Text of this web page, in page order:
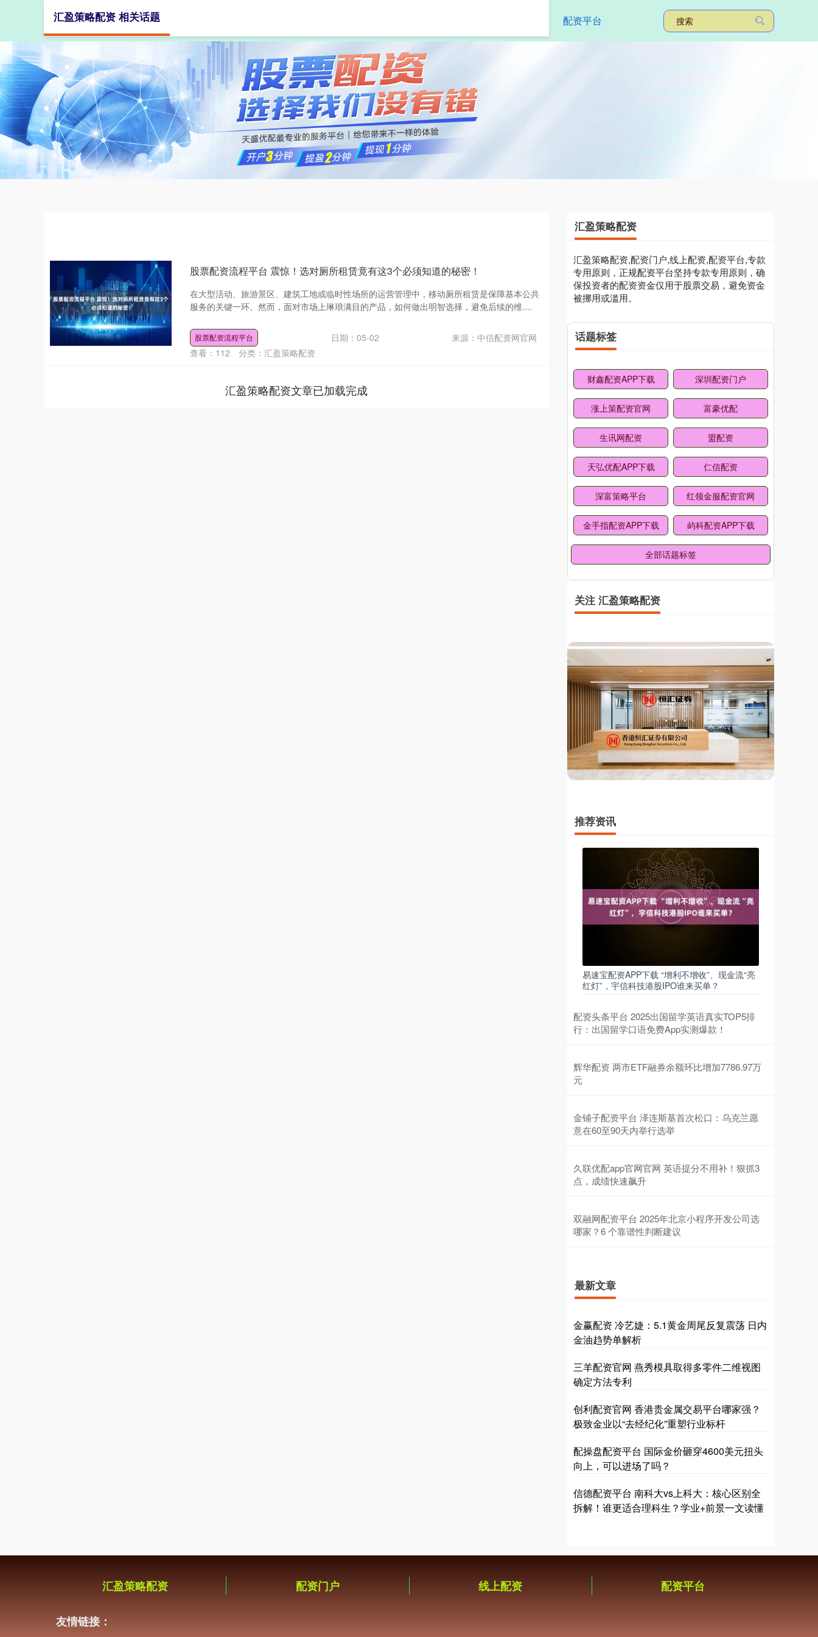
配资平台
汇盈策略配资 相关话题
股票配资流程平台 震惊！选对厕所租赁竟有这3个必须知道的秘密！
在大型活动、旅游景区、建筑工地或临时性场所的运营管理中，移动厕所租赁是保障基本公共
服务的关键一环。然而，面对市场上琳琅满目的产品，如何做出明智选择，避免后续的维....
股票配资流程平台 日期：05-02
来源：中信配资网官网
查看： 112 分类： 汇盈策略配资
汇盈策略配资文章已加载完成
汇盈策略配资
汇盈策略配资,配资门户,线上配资,配资平台,专款
专用原则，正规配资平台坚持专款专用原则，确
保投资者的配资资金仅用于股票交易，避免资金
被挪用或滥用。
话题标签
财鑫配资APP下载 深圳配资门户
涨上策配资官网 富豪优配
生讯网配资 盟配资
天弘优配APP下载 仁信配资
深富策略平台 红领金服配资官网
金手指配资APP下载 屿科配资APP下载
全部话题标签
关注 汇盈策略配资
推荐资讯
易速宝配资APP下载 “增利不增收”、现金流“亮
红灯”，宇信科技港股IPO谁来买单？
配资头条平台 2025出国留学英语真实TOP5排
行：出国留学口语免费App实测爆款！
辉华配资 两市ETF融券余额环比增加7786.97万
元
金铺子配资平台 泽连斯基首次松口：乌克兰愿
意在60至90天内举行选举
久联优配app官网官网 英语提分不用补！狠抓3
点，成绩快速飙升
双融网配资平台 2025年北京小程序开发公司选
哪家？6 个靠谱性判断建议
最新文章
金赢配资 冷艺婕：5.1黄金周尾反复震荡 日内
金油趋势单解析
三羊配资官网 燕秀模具取得多零件二维视图
确定方法专利
创利配资官网 香港贵金属交易平台哪家强？
极致金业以“去经纪化”重塑行业标杆
配操盘配资平台 国际金价砸穿4600美元扭头
向上，可以进场了吗？
信德配资平台 南科大vs上科大：核心区别全
拆解！谁更适合理科生？学业+前景一文读懂
汇盈策略配资 配资门户 线上配资 配资平台
友情链接：